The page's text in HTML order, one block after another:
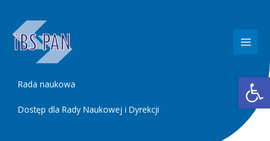
treści
Rada naukowa
Dostęp dla Rady Naukowej i Dyrekcji